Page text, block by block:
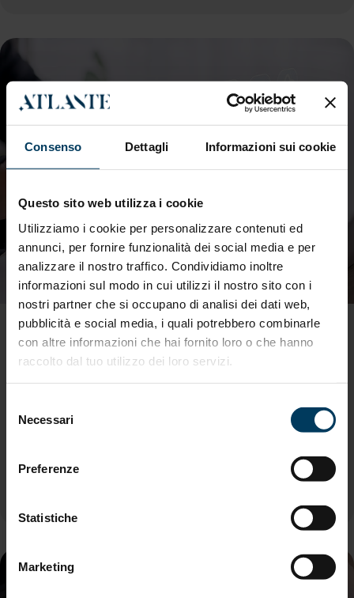
Consenso Dettagli Informazioni sui cookie
Questo sito web utilizza i cookie
Utilizziamo i cookie per personalizzare contenuti ed
annunci, per fornire funzionalità dei social media e per
analizzare il nostro traffico. Condividiamo inoltre
informazioni sul modo in cui utilizzi il nostro sito con i
nostri partner che si occupano di analisi dei dati web,
pubblicità e social media, i quali potrebbero combinarle
con altre informazioni che hai fornito loro o che hanno
raccolto dal tuo utilizzo dei loro servizi.
delNecessari
Preferenze
Statistiche
Marketing
Contributi R&S Mezzogiorno
MIMIT - Contributi Ricerca e Sviluppo
Mezzogiorno
la misura agevolativa “Concessione di
contributi alla spesa e finanziamenti
progetti di R&S e innovazione realizzati
nelle Regioni del Mezzogiorno” e stanziati